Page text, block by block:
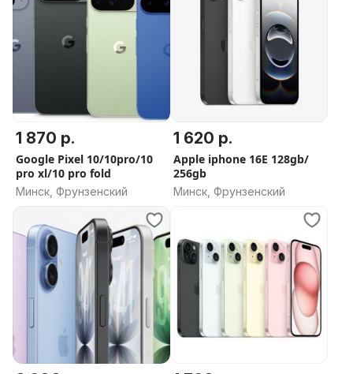
1 870 р.
Google Pixel 10/10pro/10
pro xl/10 pro fold
Минск, Фрунзенский
1 620 р.
Apple iphone 16E 128gb/
256gb
Минск, Фрунзенский